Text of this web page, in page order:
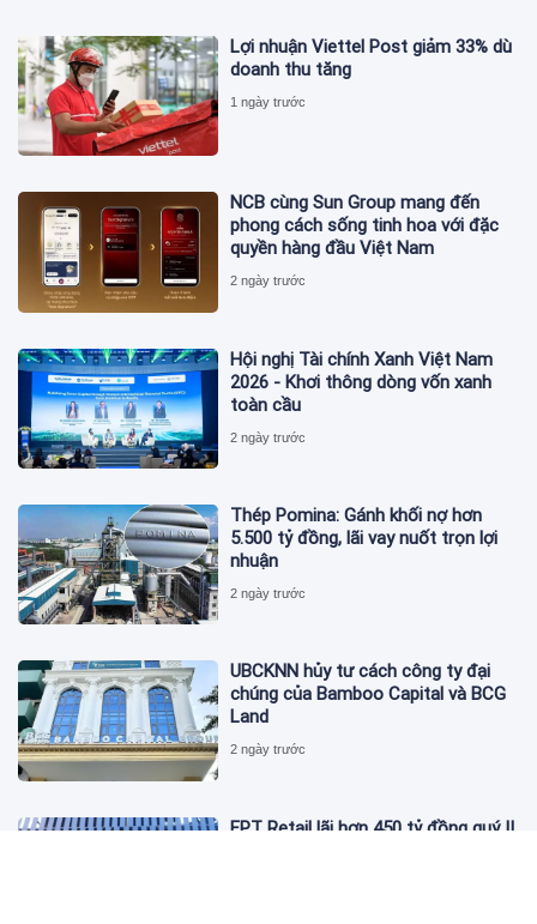
Lợi nhuận Viettel Post giảm 33% dù
doanh thu tăng
1 ngày trước
NCB cùng Sun Group mang đến
phong cách sống tinh hoa với đặc
quyền hàng đầu Việt Nam
2 ngày trước
Hội nghị Tài chính Xanh Việt Nam
2026 - Khơi thông dòng vốn xanh
toàn cầu
2 ngày trước
Thép Pomina: Gánh khối nợ hơn
5.500 tỷ đồng, lãi vay nuốt trọn lợi
nhuận
2 ngày trước
UBCKNN hủy tư cách công ty đại
chúng của Bamboo Capital và BCG
Land
2 ngày trước
FPT Retail lãi hơn 450 tỷ đồng quý II,